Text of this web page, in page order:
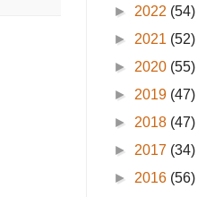
► 2022 (54)
► 2021 (52)
► 2020 (55)
► 2019 (47)
► 2018 (47)
► 2017 (34)
► 2016 (56)